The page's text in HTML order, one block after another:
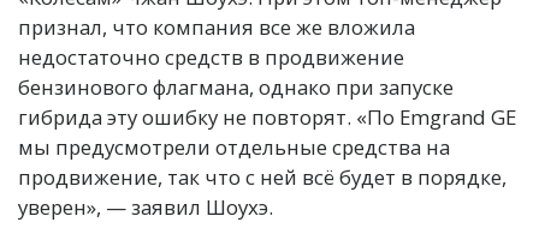
признал, что компания все же вложила
недостаточно средств в продвижение
бензинового флагмана, однако при запуске
гибрида эту ошибку не повторят. «По Emgrand GE
мы предусмотрели отдельные средства на
продвижение, так что с ней всё будет в порядке,
уверен», — заявил Шоухэ.